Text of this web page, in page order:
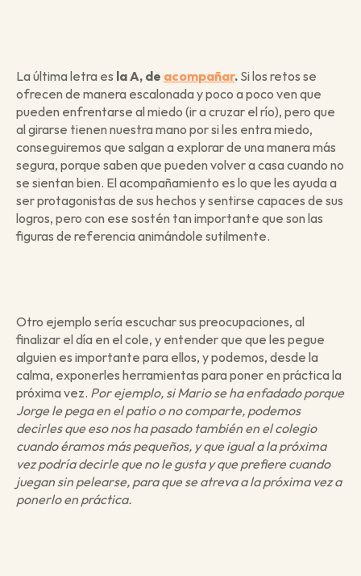
La última letra es la A, de acompañar. Si los retos se
ofrecen de manera escalonada y poco a poco ven que
pueden enfrentarse al miedo (ir a cruzar el río), pero que
al girarse tienen nuestra mano por si les entra miedo,
conseguiremos que salgan a explorar de una manera más
segura, porque saben que pueden volver a casa cuando no
se sientan bien. El acompañamiento es lo que les ayuda a
ser protagonistas de sus hechos y sentirse capaces de sus
logros, pero con ese sostén tan importante que son las
figuras de referencia animándole sutilmente.
Otro ejemplo sería escuchar sus preocupaciones, al
finalizar el día en el cole, y entender que que les pegue
alguien es importante para ellos, y podemos, desde la
calma, exponerles herramientas para poner en práctica la
próxima vez. Por ejemplo, si Mario se ha enfadado porque
Jorge le pega en el patio o no comparte, podemos
decirles que eso nos ha pasado también en el colegio
cuando éramos más pequeños, y que igual a la próxima
vez podría decirle que no le gusta y que prefiere cuando
juegan sin pelearse, para que se atreva a la próxima vez a
ponerlo en práctica.